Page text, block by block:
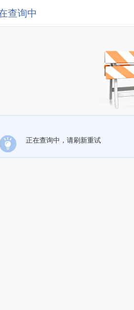
查询中
正在查询中，请刷新重试